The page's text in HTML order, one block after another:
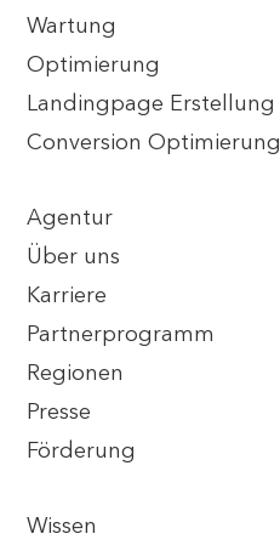
Wartung
Optimierung
Landingpage Erstellung
Conversion Optimierung
Agentur
Über uns
Karriere
Partnerprogramm
Regionen
Presse
Förderung
Wissen